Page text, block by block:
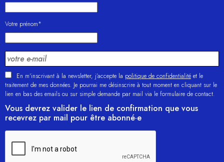
Votre prénom*
En m'inscrivant à la newsletter, j’accepte la politique de confidentialité et le
traitement de mes données. Je pourrai me désinscrire à tout moment en cliquant sur le
lien en bas des emails ou sur simple demande par mail via le formulaire de contact.
Vous devrez valider le lien de confirmation que vous
recevrez par mail pour être abonné·e